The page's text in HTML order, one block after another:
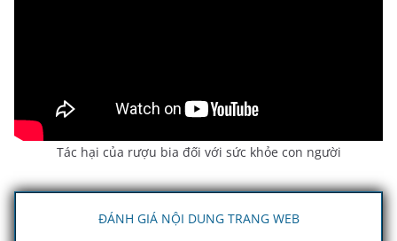
Tác hại của rượu bia đối với sức khỏe con người
ĐÁNH GIÁ NỘI DUNG TRANG WEB